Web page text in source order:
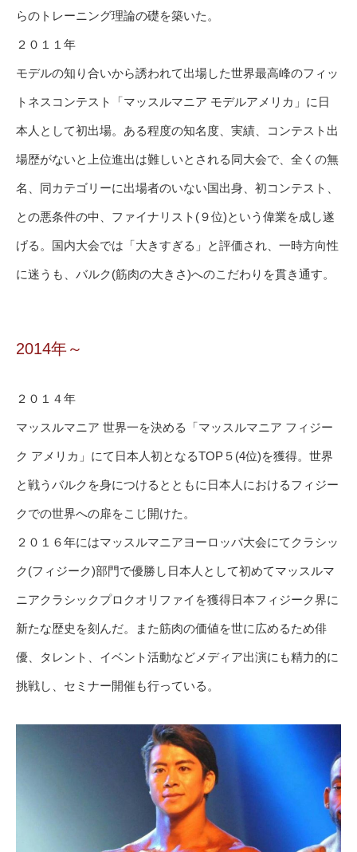
らのトレーニング理論の礎を築いた。
２０１１年
モデルの知り合いから誘われて出場した世界最高峰のフィッ
トネスコンテスト「マッスルマニア モデルアメリカ」に日
本人として初出場。ある程度の知名度、実績、コンテスト出
場歴がないと上位進出は難しいとされる同大会で、全くの無
名、同カテゴリーに出場者のいない国出身、初コンテスト、
との悪条件の中、ファイナリスト(９位)という偉業を成し遂
げる。国内大会では「大きすぎる」と評価され、一時方向性
に迷うも、バルク(筋肉の大きさ)へのこだわりを貫き通す。
2014年～
２０１４年
マッスルマニア 世界一を決める「マッスルマニア フィジー
ク アメリカ」にて日本人初となるTOP５(4位)を獲得。世界
と戦うバルクを身につけるとともに日本人におけるフィジー
クでの世界への扉をこじ開けた。
２０１６年にはマッスルマニアヨーロッパ大会にてクラシッ
ク(フィジーク)部門で優勝し日本人として初めてマッスルマ
ニアクラシックプロクオリファイを獲得日本フィジーク界に
新たな歴史を刻んだ。また筋肉の価値を世に広めるため俳
優、タレント、イベント活動などメディア出演にも精力的に
挑戦し、セミナー開催も行っている。